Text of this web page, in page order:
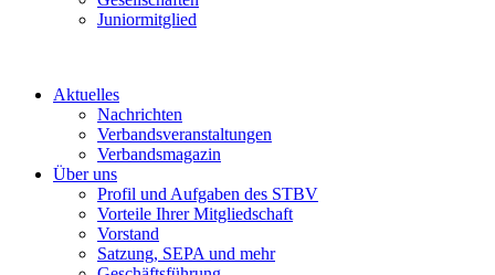
Juniormitglied
Aktuelles
Nachrichten
Verbandsveranstaltungen
Verbandsmagazin
Über uns
Profil und Aufgaben des STBV
Vorteile Ihrer Mitgliedschaft
Vorstand
Satzung, SEPA und mehr